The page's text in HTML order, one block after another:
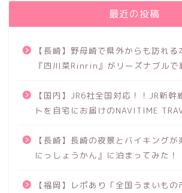
最近の投稿
【長崎】野母崎で県外からも訪れ
『四川菜Rinrin』がリーズナブルで
【国内】JR6社全国対応！！JR新幹
トを自宅にお届けのNAVITIME
【長崎】長崎の夜景とバイキング
にっしょうかん』に泊まってみた！
【福岡】レポあり「全国うまいも